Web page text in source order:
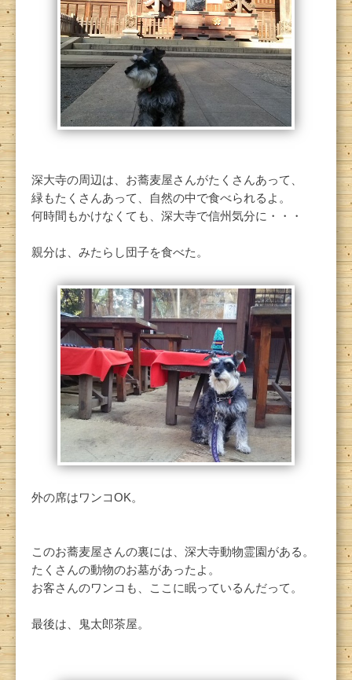
深大寺の周辺は、お蕎麦屋さんがたくさんあって、
緑もたくさんあって、自然の中で食べられるよ。
何時間もかけなくても、深大寺で信州気分に・・・
親分は、みたらし団子を食べた。
外の席はワンコOK。
このお蕎麦屋さんの裏には、深大寺動物霊園がある。
たくさんの動物のお墓があったよ。
お客さんのワンコも、ここに眠っているんだって。
最後は、鬼太郎茶屋。